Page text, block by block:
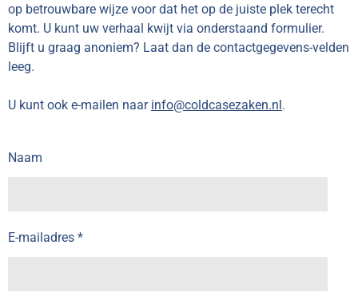
op betrouwbare wijze voor dat het op de juiste plek terecht
komt. U kunt uw verhaal kwijt via onderstaand formulier.
Blijft u graag anoniem? Laat dan de contactgegevens-velden
leeg.
U kunt ook e-mailen naar info@coldcasezaken.nl.
Naam
E-mailadres *